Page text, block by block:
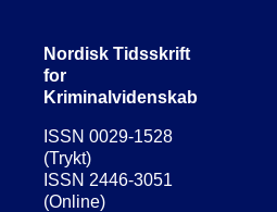
Nordisk Tidsskrift
for
Kriminalvidenskab
ISSN 0029-1528
(Trykt)
ISSN 2446-3051
(Online)